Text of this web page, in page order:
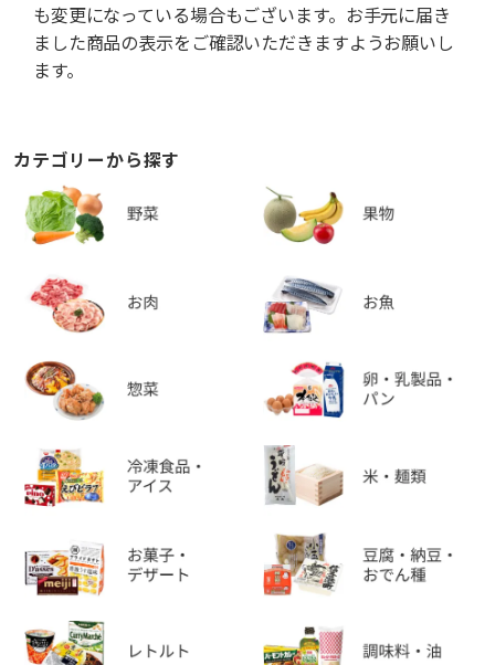
も変更になっている場合もございます。お手元に届き
ました商品の表示をご確認いただきますようお願いし
ます。
カテゴリーから探す